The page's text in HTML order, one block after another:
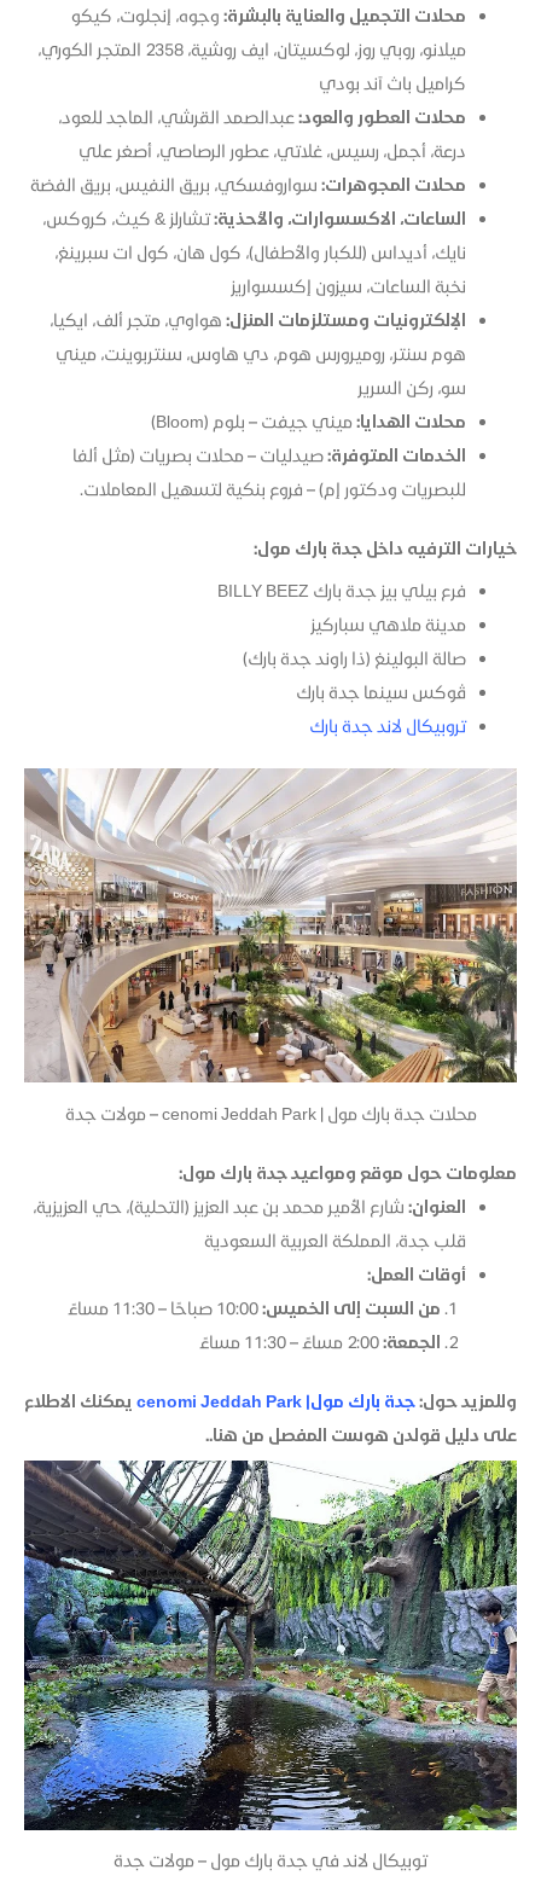
محلات التجميل والعناية بالبشرة: وجوه، إنجلوت، كيكو
ميلانو، روبي روز، لوكسيتان، ايف روشية، 2358 المتجر الكوري،
كراميل باث آند بودي
محلات العطور والعود: عبدالصمد القرشي، الماجد للعود،
درعة، أجمل، رسيس، غلاتي، عطور الرصاصي، أصغر علي
محلات المجوهرات: سواروفسكي، بريق النفيس، بريق الفضة
الساعات، الاكسسوارات، والأحذية:تشارلز & كيث، كروكس،
نايك، أديداس (للكبار والأطفال)، كول هان، كول ات سبرينغ،
نخبة الساعات، سيزون إكسسواريز
الإلكترونيات ومستلزمات المنزل: هواوي، متجر ألف، ايكيا،
هوم سنتر، روميرورس هوم، دي هاوس، سنتربوينت، ميني
سو، ركن السرير
محلات الهدايا: ميني جيفت – بلوم (Bloom)
الخدمات المتوفرة:صيدليات – محلات بصريات (مثل ألفا
للبصريات ودكتور إم) – فروع بنكية لتسهيل المعاملات.
خيارات الترفيه داخل جدة بارك مول:
فرع بيلي بيز جدة بارك BILLY BEEZ
مدينة ملاهي سباركيز
صالة البولينغ (ذا راوند جدة بارك)
ڤوكس سينما جدة بارك
تروبيكال لاند جدة بارك
محلات جدة بارك مول | cenomi Jeddah Park – مولات جدة
معلومات حول موقع ومواعيد جدة بارك مول:
العنوان: شارع الأمير محمد بن عبد العزيز (التحلية)، حي العزيزية،
قلب جدة، المملكة العربية السعودية
أوقات العمل:
من السبت إلى الخميس:
الجمعة:
وللمزيد حول:جدة بارك مول| cenomi Jeddah Park
يمكنك الاطلاع
على دليل قولدن هوست المفصل من هنا..
توبيكال لاند في جدة بارك مول – مولات جدة